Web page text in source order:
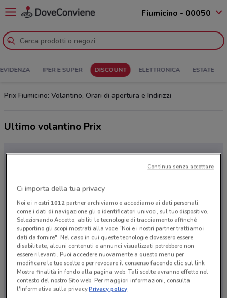
Fiumicino - 00050
IPER E SUPER DISCOUNT ELETTRONICA ESTATE
Prix Fiumicino: Volantino, Orari di apertura e Indirizzi
Ultimo volantino Prix
Ci dispiace, al momento non abbiamo pubblicato
volantini nella tua zona. Riprova più tardi.
Ci importa della tua privacy
Noi e i nostri 1012partner archiviamo e accediamo ai dati personali,
come i dati di navigazione gli o identificatori univoci, sul tuo dispositivo.
Selezionando Accetto, abiliti le tecnologie di tracciamento affinché
supportino gli scopi mostrati alla voce "Noi e i nostri partner trattiamo i
dati da fornire". Nel caso in cui queste tecnologie dovessero essere
disabilitate, alcuni contenuti e annunci visualizzati potrebbero non
essere rilevanti. Puoi accedere nuovamente a questo menu per
modificare le tue scelte o per revocare il consenso facendo clic sul link
Mostra finalità in fondo alla pagina web. Tali scelte avranno effetto nel
contesto del nostro Sito web. Per maggiori informazioni, consulta
l'Informativa sulla privacy.Privacy policy
Continua senza accettare